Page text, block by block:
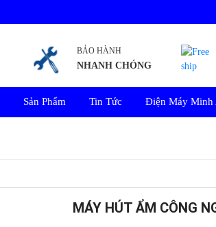
BẢO HÀNH
NHANH CHÓNG
Sản Phẩm Tin Tức Điện Máy Minh
MÁY HÚT ẨM CÔNG